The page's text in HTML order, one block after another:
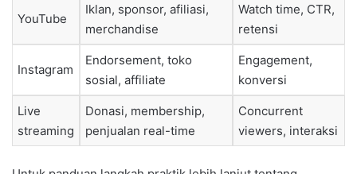
YouTube
Iklan, sponsor, afiliasi,
merchandise
Watch time, CTR,
retensi
Instagram
Endorsement, toko
sosial, affiliate
Engagement,
konversi
Live
streaming
Donasi, membership,
penjualan real-time
Concurrent
viewers, interaksi